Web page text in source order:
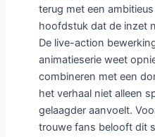
terug met een
hoofdstuk dat de inzet
De live-action
animatieserie weet
combineren met een
het verhaal niet alleen
gelaagder aanvoelt.
trouwe fans belooft dit